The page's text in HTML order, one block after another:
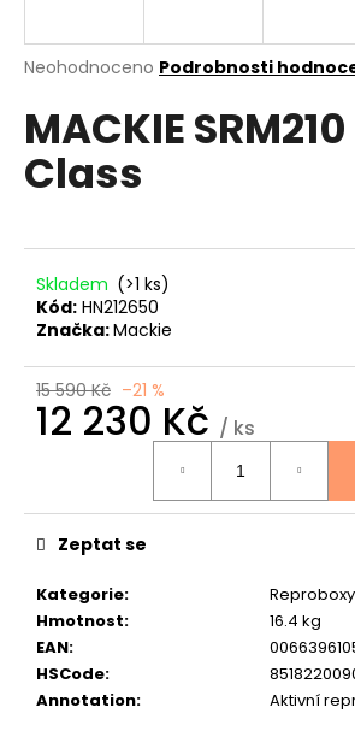
Průměrné
produktu
je
0,0
z
Neohodnoceno Podrobnosti
MACKIE
Class
Skladem (>1 ks)
Kód: HN212650
Značka:Mackie
15 590 Kč –21 %
12 230 Kč / ks
Kategorie:
Reproboxy
Hmotnost:
16.4 kg
EAN:
HSCode:
Annotation: Aktivní
Zeptat se
j
t
?
D
o
u
č
e
m
e